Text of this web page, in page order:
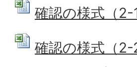
確認の様式（
確認の様式（